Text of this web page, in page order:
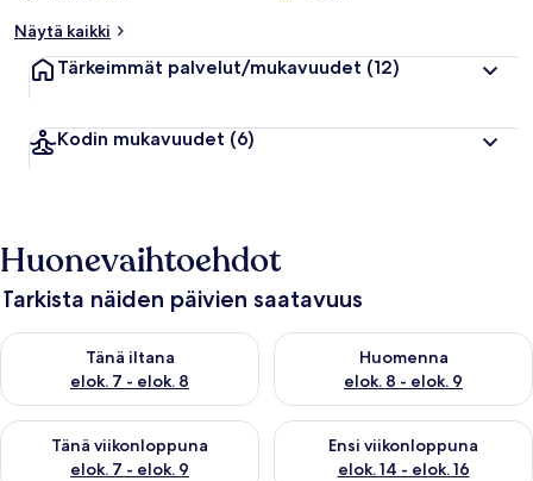
Näytä kaikki
Tärkeimmät palvelut/mukavuudet (12)
Kodin mukavuudet (6)
Huonevaihtoehdot
Tarkista näiden päivien saatavuus
Tänä iltana
elok. 7 - elok. 8
Tarkista tämän illan saatavuus elok. 7 - elok. 8
Huomenna
elok. 8 - elok. 9
Tarkista huomisen saatavuus
Tänä viikonloppuna
elok. 7 - elok. 9
Tarkista tämän viikonlopun saatavuus elok. 7 - elok. 9
Ensi viikonloppuna
elok. 14 - elok. 16
Tarkista ensi viikonlopun